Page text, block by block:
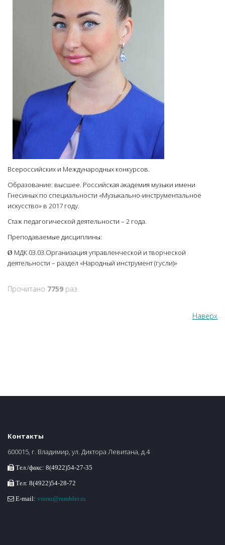
Всероссийских и Международных конкурсов.
Образование: высшее. Российская академия музыки имени
Гнесиных по специальности «Музыкально-инструментальное
искусство» в 2017 году.
Стаж педагогической деятельности – 2 года.
Преподаваемые дисциплины:
Ø МДК 03.03.Организация управленческой и творческой
деятельности – раздел «Народный инструмент (гусли)»
Прочитано 7759 раз
Наверх
Контакты
600015, г. Владимир, ул. Диктора Левитана, д.4
Тел./факс: 8(4922)54-27-35
Тел: 8(4922)54-28-72
E-mail: vomu@rambler.ru